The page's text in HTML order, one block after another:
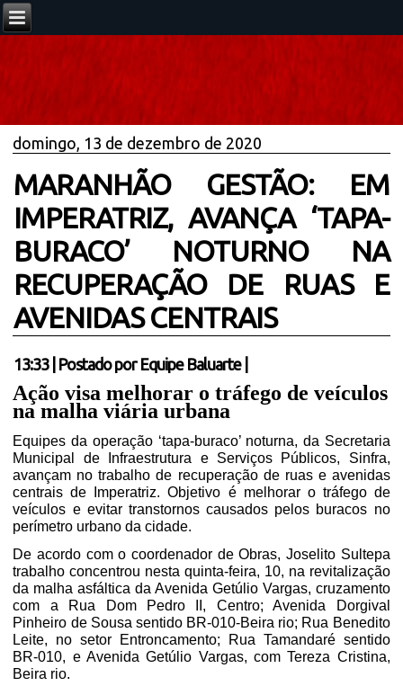
domingo, 13 de dezembro de 2020
MARANHÃO GESTÃO: EM
IMPERATRIZ, AVANÇA ‘TAPA-
BURACO’ NOTURNO NA
RECUPERAÇÃO DE RUAS E
AVENIDAS CENTRAIS
13:33| Postado por Equipe Baluarte
Ação visa melhorar o tráfego de veículos
na malha viária urbana
Equipes da operação ‘tapa-buraco’ noturna, da Secretaria
Municipal de Infraestrutura e Serviços Públicos, Sinfra,
avançam no trabalho de recuperação de ruas e avenidas
centrais de Imperatriz. Objetivo é melhorar o tráfego de
veículos e evitar transtornos causados pelos buracos no
perímetro urbano da cidade.
De acordo com o coordenador de Obras, Joselito Sultepa
trabalho concentrou nesta quinta-feira, 10, na revitalização
da malha asfáltica da Avenida Getúlio Vargas, cruzamento
com a Rua Dom Pedro II, Centro; Avenida Dorgival
Pinheiro de Sousa sentido BR-010-Beira rio; Rua Benedito
Leite, no setor Entroncamento; Rua Tamandaré sentido
BR-010, e Avenida Getúlio Vargas, com Tereza Cristina,
Beira rio.